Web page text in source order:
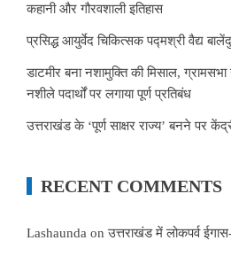
कहानी और गौरवशाली इतिहास
प्रसिद्ध आयुर्वेद चिकित्सक पद्मश्री वैद्य
डाटमीर बना नशामुक्ति की मिसाल,
नशीले पदार्थों पर लगाया पूर्ण प्रतिबंध
उत्तराखंड के ‘पूर्ण साक्षर राज्य’ बनने पर
RECENT COMMENTS
Lashaunda onउत्तराखंड में लोकपर्व